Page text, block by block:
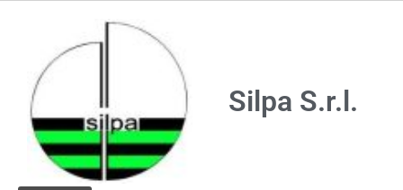
Silpa S.r.l.